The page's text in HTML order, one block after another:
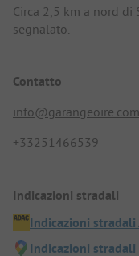
Circa 2,5 km a nord di
segnalato.
Contatto
info@garangeoire.com
+33251466539
Indicazioni stradali
Indicazioni stradali
Indicazioni stradali